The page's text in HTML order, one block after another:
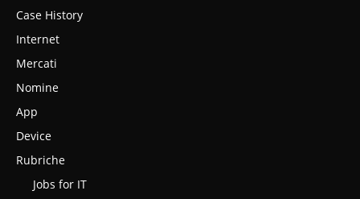
Case History
Internet
Mercati
Nomine
App
Device
Rubriche
Jobs for IT